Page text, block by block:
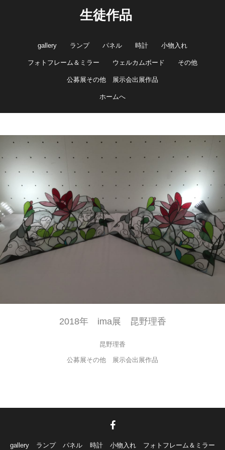
生徒作品
gallery ランプ パネル 時計 小物入れ
フォトフレーム＆ミラー ウェルカムボード その他
公募展その他 展示会出展作品
ホームへ
2018年 ima展 昆野理香
昆野理香
公募展その他 展示会出展作品
gallery ランプ パネル 時計 小物入れ フォトフレーム＆ミラー